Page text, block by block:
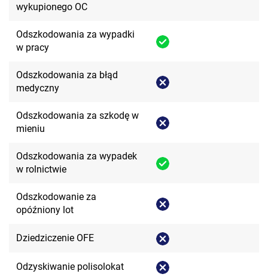
wykupionego OC
Odszkodowania za wypadki
w pracy
Odszkodowania za błąd
medyczny
Odszkodowania za szkodę w
mieniu
Odszkodowania za wypadek
w rolnictwie
Odszkodowanie za
opóźniony lot
Dziedziczenie OFE
Odzyskiwanie polisolokat